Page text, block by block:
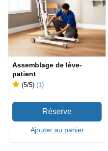
Assemblage de lève-
patient
(5/5) (1)
Ajouter au panier